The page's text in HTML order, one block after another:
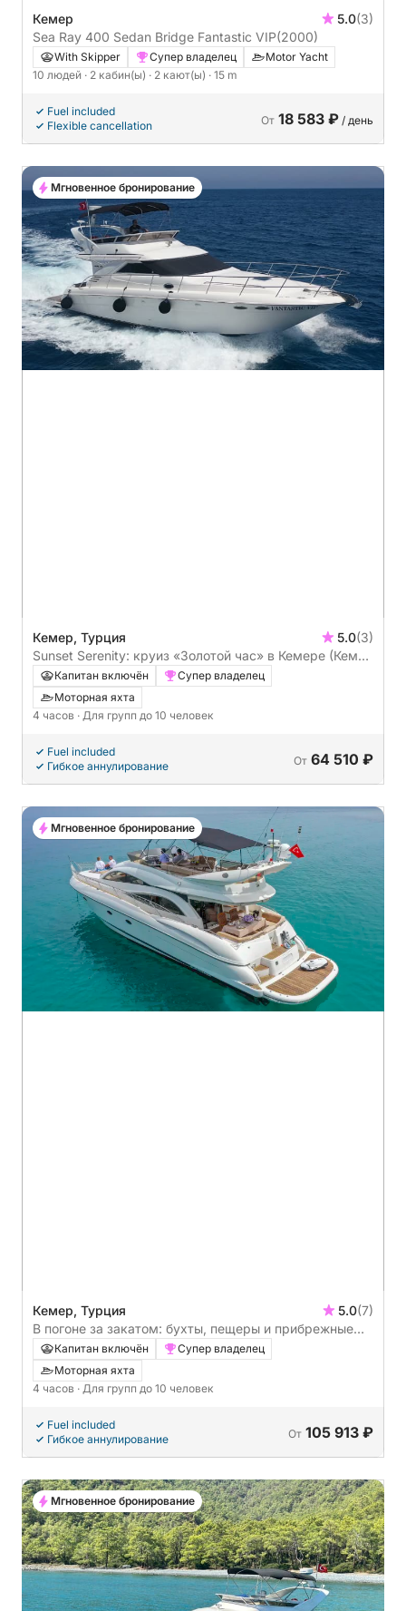
Кемер 5.0(3)
Sea Ray 400 Sedan Bridge Fantastic VIP(2000)
With Skipper Супер владелец
Motor Yacht
10 людей · 2 кабин(ы) · 2 кают(ы) · 15 m
Fuel included
Flexible cancellation
От 18 583 ₽ / день
Кемер, Турция 5.0(3)
Sunset Serenity: круиз «Золотой час» в Кемере (Кемер
- Рай - Лунный свет)
Капитан включён
Супер владелец
Моторная яхта
4 часов · Для групп до 10 человек
Fuel included
Гибкое аннулирование
От 64 510 ₽
Мгновенное бронирование
Кемер, Турция 5.0(7)
В погоне за закатом: бухты, пещеры и прибрежные
красоты Кемера (Кемер - Рай - Лунный свет)
Капитан включён
Супер владелец
Моторная яхта
4 часов · Для групп до 10 человек
Fuel included
Гибкое аннулирование
От 105 913 ₽
Мгновенное бронирование
Мгновенное бронирование